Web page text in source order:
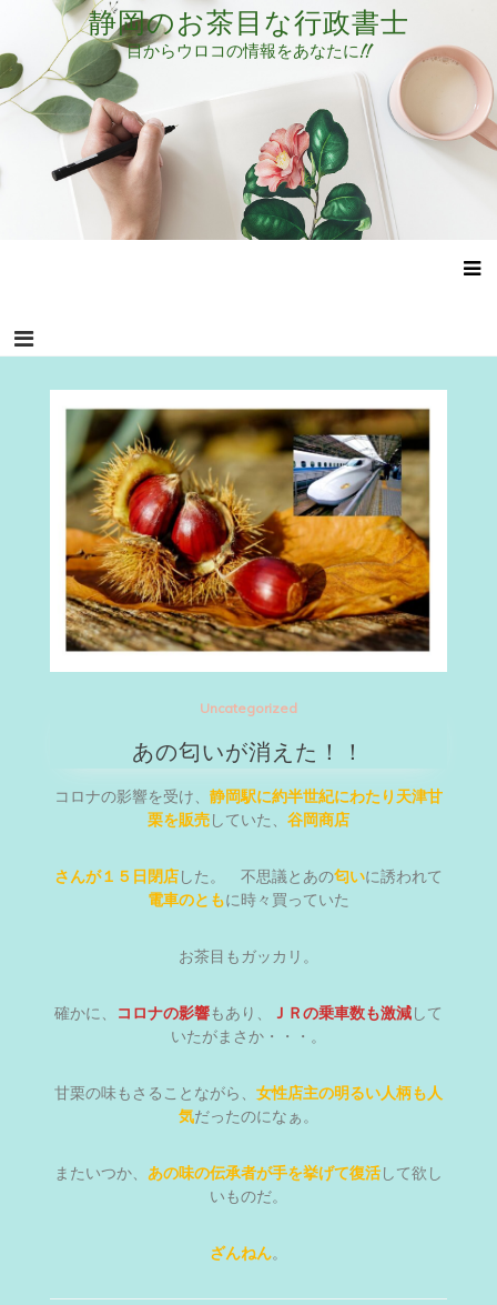
テ
ン
ツ
キ
静岡のお茶目な行政書士
目からウロコの情報をあなたに!!
Uncategorized
あの匂いが消えた！！
コロナの影響を受け、 静岡駅に約半世紀にわたり天津甘
栗を販売していた、 谷岡商店
さんが１５日閉店した。 不思議とあの匂いに誘われて
電車のともに時々買っていた
お茶目もガッカリ。
確かに、 コロナの影響もあり、 ＪＲの乗車数も激減して
いたがまさか・・・。
甘栗の味もさることながら、 女性店主の明るい人柄も人
気だったのになぁ。
またいつか、 あの味の伝承者が手を挙げて復活して欲し
いものだ。
ざんねん。